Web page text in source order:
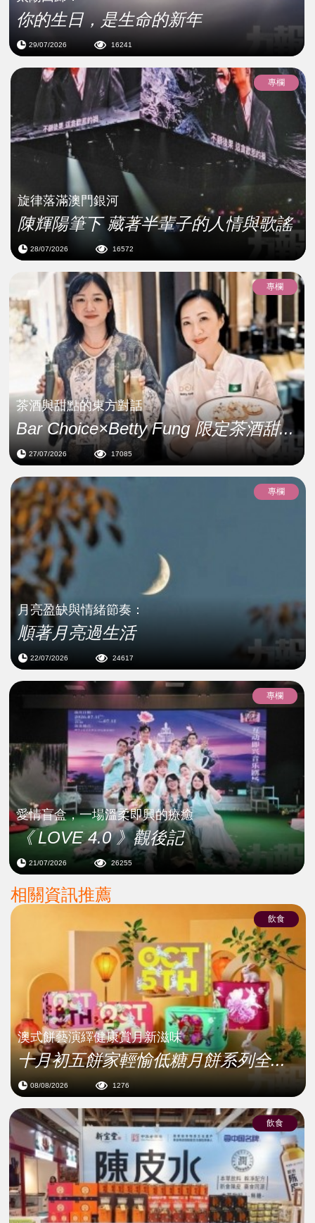
你的生日，是生命的新年
29/07/2026 16241
專欄
旋律落滿澳門銀河
陳輝陽筆下 藏著半輩子的人情與歌謠
28/07/2026 16572
專欄
茶酒與甜點的東方對話
Bar Choice×Betty Fung 限定茶酒甜...
27/07/2026 17085
專欄
月亮盈缺與情緒節奏：
順著月亮過生活
22/07/2026 24617
專欄
愛情盲盒，一場溫柔即興的療癒
《 LOVE 4.0 》觀後記
21/07/2026 26255
相關資訊推薦
飲食
澳式餅藝演繹健康賞月新滋味
十月初五餅家輕愉低糖月餅系列全...
08/08/2026 1276
飲食